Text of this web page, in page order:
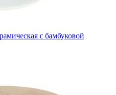
с бамбуковой